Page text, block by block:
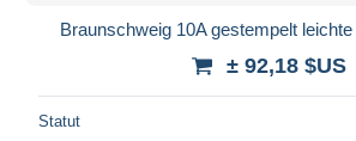
Braunschweig 10A gestempelt
± 92,18 $US
Statut